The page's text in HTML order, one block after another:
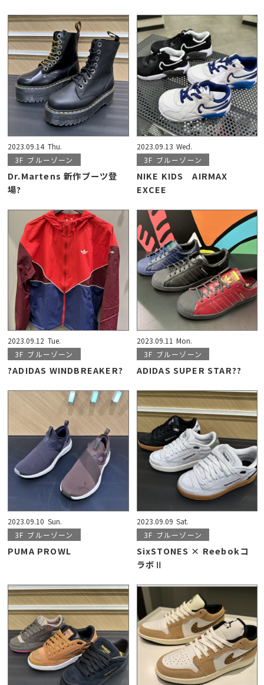
2023.09.14 Thu.
3F ブルーゾーン
Dr.Martens 新作ブーツ登
場?
2023.09.13 Wed.
3F ブルーゾーン
NIKE KIDS AIRMAX
EXCEE
2023.09.12 Tue.
3F ブルーゾーン
?ADIDAS WINDBREAKER?
2023.09.11 Mon.
3F ブルーゾーン
ADIDAS SUPER STAR??
2023.09.10 Sun.
3F ブルーゾーン
PUMA PROWL
2023.09.09 Sat.
3F ブルーゾーン
SixSTONES × Reebokコ
ラボⅡ